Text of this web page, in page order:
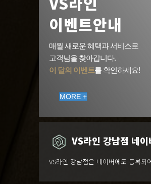
이벤트안내
매월 새로운 혜택과 서비스로
고객님을 찾아갑니다.
이 달의 이벤트를 확인하세요!
MORE +
VS라인 강남점 네이
VS라인 강남점은 네이버에도 등록